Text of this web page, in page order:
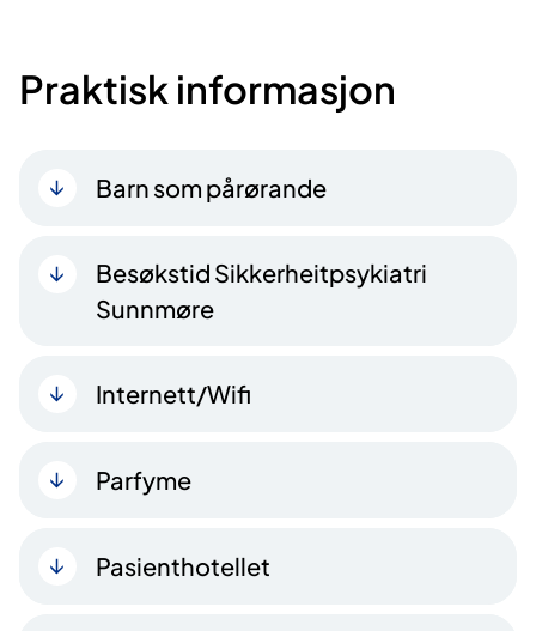
Praktisk informasjon
Barn som pårørande
Besøkstid Sikkerheitpsykiatri
Sunnmøre
Internett/Wifi
Parfyme
Pasienthotellet